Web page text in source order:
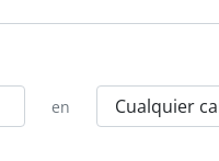
en